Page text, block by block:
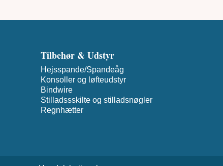
Tilbehør & Udstyr
Hejsspande/Spandeåg
Konsoller og løfteudstyr
Bindwire
Stilladssskilte og stilladsnøgler
Regnhætter